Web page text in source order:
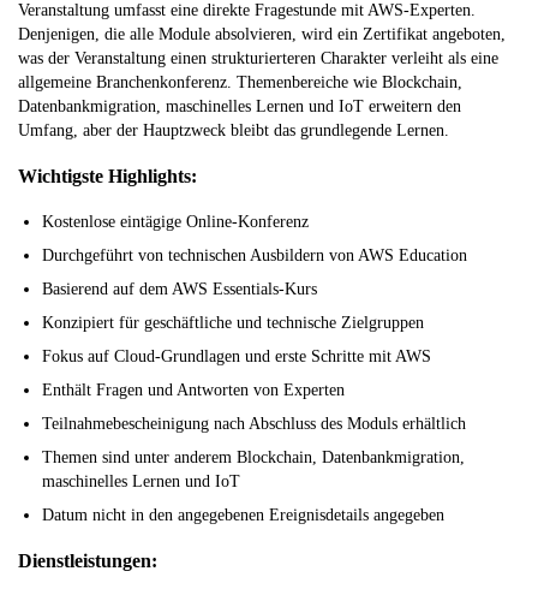
Veranstaltung umfasst eine direkte Fragestunde mit AWS-Experten.
Denjenigen, die alle Module absolvieren, wird ein Zertifikat angeboten,
was der Veranstaltung einen strukturierteren Charakter verleiht als eine
allgemeine Branchenkonferenz. Themenbereiche wie Blockchain,
Datenbankmigration, maschinelles Lernen und IoT erweitern den
Umfang, aber der Hauptzweck bleibt das grundlegende Lernen.
Wichtigste Highlights:
Kostenlose eintägige Online-Konferenz
Durchgeführt von technischen Ausbildern von AWS Education
Basierend auf dem AWS Essentials-Kurs
Konzipiert für geschäftliche und technische Zielgruppen
Fokus auf Cloud-Grundlagen und erste Schritte mit AWS
Enthält Fragen und Antworten von Experten
Teilnahmebescheinigung nach Abschluss des Moduls erhältlich
Themen sind unter anderem Blockchain, Datenbankmigration,
maschinelles Lernen und IoT
Datum nicht in den angegebenen Ereignisdetails angegeben
Dienstleistungen: